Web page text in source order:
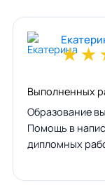
★★
Выполненных
Образование
Помощь в
дипломных